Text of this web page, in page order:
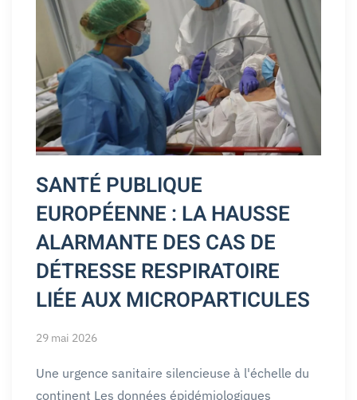
SANTÉ PUBLIQUE
EUROPÉENNE : LA HAUSSE
ALARMANTE DES CAS DE
DÉTRESSE RESPIRATOIRE
LIÉE AUX MICROPARTICULES
29 mai 2026
Une urgence sanitaire silencieuse à l'échelle du
continent Les données épidémiologiques